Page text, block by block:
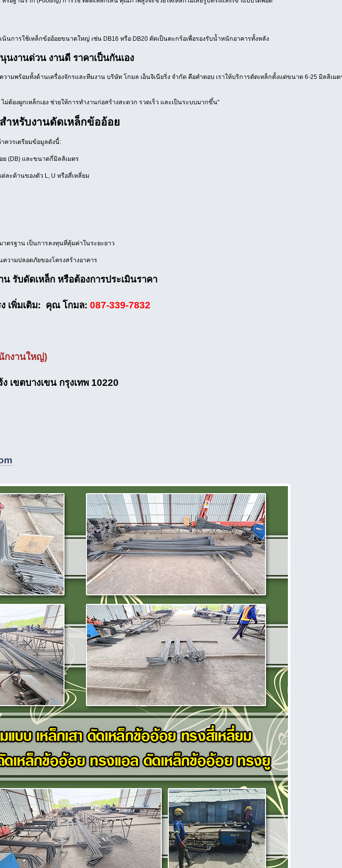
นการใช้เหล็กข้ออ้อยขนาดใหญ่ เช่น DB16 หรือ DB20 ดัดเป็นตะกร้อเพื่อรองรับน้ำหนักอาคารทั้งหลัง
นงานด่วน งานดี ราคาเป็นกันเอง
ามพร้อมทั้งด้านเครื่องจักรและทีมงาน บริษัท โกมล เอ็นจิเนียริ่ง จำกัด คือคำตอบ เราให้บริการดัดเหล็กตั้งแต่ขนาด 6-25 มิลลิเม
ม่ต้องผูกเหล็กเอง ช่วยให้การทำงานก่อสร้างสะดวก รวดเร็ว และเป็นระบบมากขึ้น"
ำหรับงานดัดเหล็กข้ออ้อย
ควรเตรียมข้อมูลดังนี้:
ย (DB) และขนาดกี่มิลลิเมตร
ละด้านของตัว L, U หรือสี่เหลี่ยม
าตรฐาน เป็นการลงทุนที่คุ้มค่าในระยะยาว
วามปลอดภัยของโครงสร้างอาคาร
รับดัดเหล็ก หรือต้องการประเมินราคา
เพิ่มเติม: คุณ โกมล: 087-339-7832
กงานใหญ่)
เขตบางเขน กรุงเทพ 10220